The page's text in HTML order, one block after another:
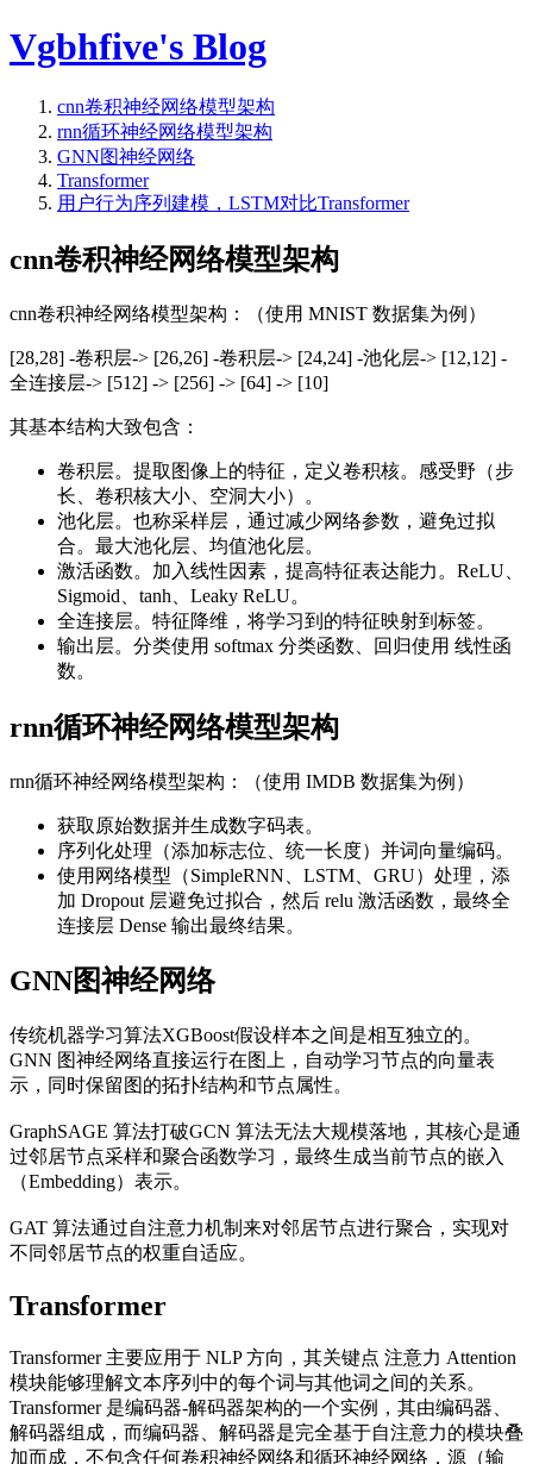
Vgbhfive's Blog
cnn卷积神经网络模型架构
rnn循环神经网络模型架构
GNN图神经网络
Transformer
用户行为序列建模，LSTM对比Transformer
cnn卷积神经网络模型架构
cnn卷积神经网络模型架构：（使用 MNIST 数据集为例）
[28,28] -卷积层-> [26,26] -卷积层-> [24,24] -池化层-> [12,12] -
全连接层-> [512] -> [256] -> [64] -> [10]
其基本结构大致包含：
卷积层。提取图像上的特征，定义卷积核。感受野（步
长、卷积核大小、空洞大小）。
池化层。也称采样层，通过减少网络参数，避免过拟
合。最大池化层、均值池化层。
激活函数。加入线性因素，提高特征表达能力。ReLU、
Sigmoid、tanh、Leaky ReLU。
全连接层。特征降维，将学习到的特征映射到标签。
输出层。分类使用 softmax 分类函数、回归使用 线性函
数。
rnn循环神经网络模型架构
rnn循环神经网络模型架构：（使用 IMDB 数据集为例）
获取原始数据并生成数字码表。
序列化处理（添加标志位、统一长度）并词向量编码。
使用网络模型（SimpleRNN、LSTM、GRU）处理，添
加 Dropout 层避免过拟合，然后 relu 激活函数，最终全
连接层 Dense 输出最终结果。
GNN图神经网络
传统机器学习算法XGBoost假设样本之间是相互独立的。
GNN 图神经网络直接运行在图上，自动学习节点的向量表
示，同时保留图的拓扑结构和节点属性。
GraphSAGE 算法打破GCN 算法无法大规模落地，其核心是通
过邻居节点采样和聚合函数学习，最终生成当前节点的嵌入
（Embedding）表示。
GAT 算法通过自注意力机制来对邻居节点进行聚合，实现对
不同邻居节点的权重自适应。
Transformer
Transformer 主要应用于 NLP 方向，其关键点 注意力 Attention
模块能够理解文本序列中的每个词与其他词之间的关系。
Transformer 是编码器-解码器架构的一个实例，其由编码器、
解码器组成，而编码器、解码器是完全基于自注意力的模块叠
加而成，不包含任何卷积神经网络和循环神经网络，源（输